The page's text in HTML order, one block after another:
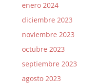
enero 2024
diciembre 2023
noviembre 2023
octubre 2023
septiembre 2023
agosto 2023